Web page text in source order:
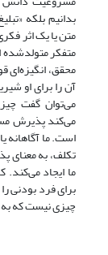
بدانیم بلکه
متن یا یک اثر
متفکر
محقق،
آن را برای او
می‌توان گفت
می‌کند پذیرش
است. ما آگاهانه
تکلف، به معنای
ما ایجاد می‌کند.
برای فرد بودنی
چیزی نیست که